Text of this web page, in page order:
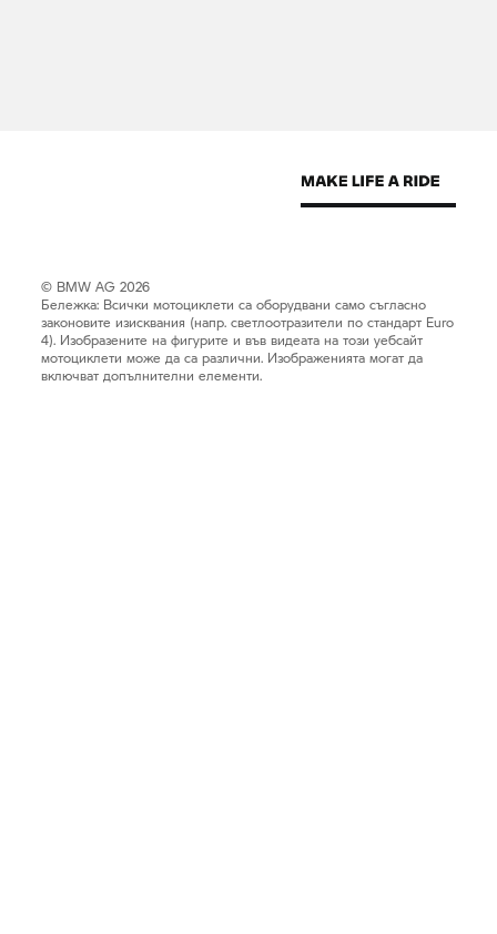
© BMW AG 2026
Бележка: Всички мотоциклети са оборудвани само съгласно
законовите изисквания (напр. светлоотразители по стандарт Euro
4). Изобразените на фигурите и във видеата на този уебсайт
мотоциклети може да са различни. Изображенията могат да
включват допълнителни елементи.